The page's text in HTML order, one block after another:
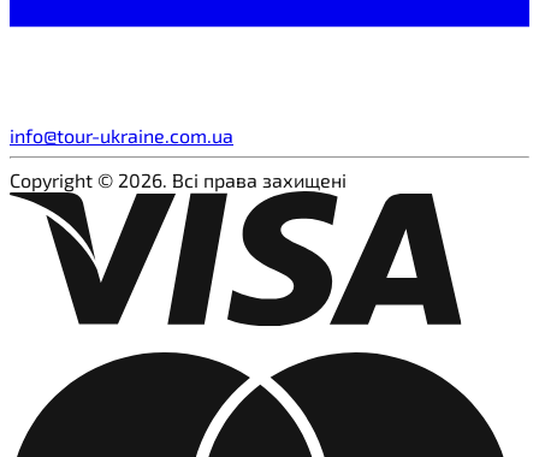
info@tour-ukraine.com.ua
Copyright © 2026. Всі права захищені